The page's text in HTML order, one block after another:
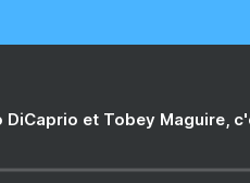
DiCaprio et Tobey Maguire,